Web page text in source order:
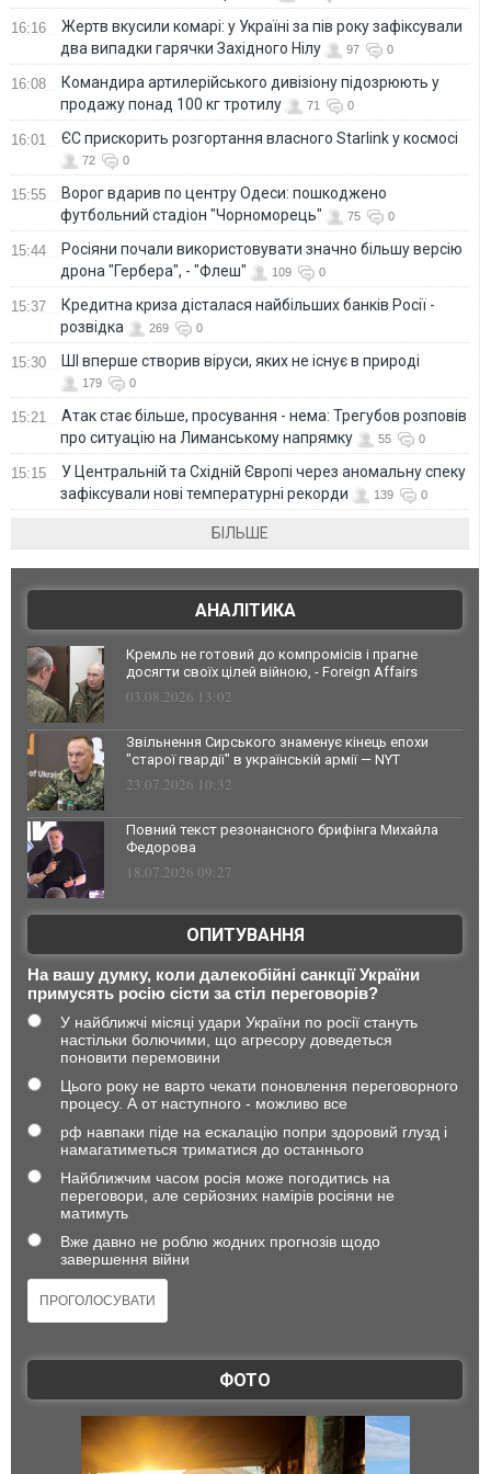
16:16
Жертв вкусили комарі: у Україні за пів року зафіксували
два випадки гарячки Західного Нілу
97 0
16:08
Командира артилерійського дивізіону підозрюють у
продажу понад 100 кг тротилу
71 0
16:01 ЄС прискорить розгортання власного Starlink у космосі
72 0
15:55
Ворог вдарив по центру Одеси: пошкоджено
футбольний стадіон "Чорноморець"
75 0
15:44
Росіяни почали використовувати значно більшу версію
дрона "Гербера", - "Флеш"
109 0
15:37
Кредитна криза дісталася найбільших банків Росії -
розвідка
269 0
15:30 ШІ вперше створив віруси, яких не існує в природі
179 0
15:21
Атак стає більше, просування - нема: Трегубов розповів
про ситуацію на Лиманському напрямку
55 0
15:15
У Центральній та Східній Європі через аномальну спеку
зафіксували нові температурні рекорди
139 0
БІЛЬШЕ
АНАЛІТИКА
Кремль не готовий до компромісів і прагне
досягти своїх цілей війною, - Foreign Affairs
03.08.2026 13:02
Звільнення Сирського знаменує кінець епохи
"старої гвардії" в українській армії — NYT
23.07.2026 10:32
Повний текст резонансного брифінга Михайла
Федорова
18.07.2026 09:27
ОПИТУВАННЯ
На вашу думку, коли далекобійні санкції України
примусять росію сісти за стіл переговорів?
У найближчі місяці удари України по росії стануть
настільки болючими, що агресору доведеться
поновити перемовини
Цього року не варто чекати поновлення переговорного
процесу. А от наступного - можливо все
рф навпаки піде на ескалацію попри здоровий глузд і
намагатиметься триматися до останнього
Найближчим часом росія може погодитись на
переговори, але серйозних намірів росіяни не
матимуть
Вже давно не роблю жодних прогнозів щодо
завершення війни
ФОТО